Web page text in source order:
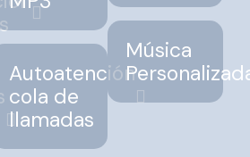
Autoatención
cola de
llamadas
Música